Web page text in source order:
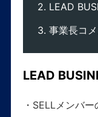
LEAD
事業長コメ
LEAD
・SELLメンバ